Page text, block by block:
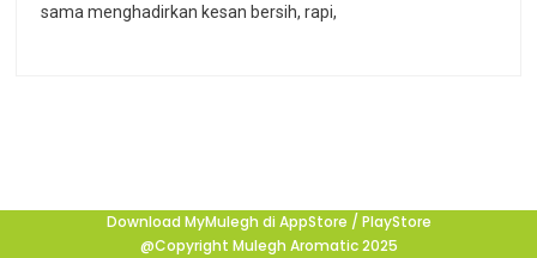
sama menghadirkan kesan bersih, rapi,
Download MyMulegh di AppStore / PlayStore
@Copyright Mulegh Aromatic 2025